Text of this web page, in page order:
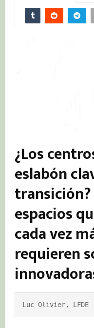
¿Los
eslabón
espacios
cada vez
requieren
Luc Olivier, LFDE